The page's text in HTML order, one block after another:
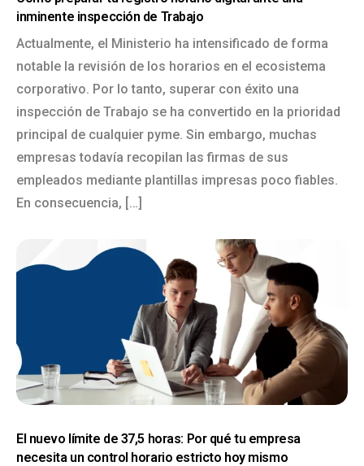
inminente inspección de Trabajo
Actualmente, el Ministerio ha intensificado de forma
notable la revisión de los horarios en el ecosistema
corporativo. Por lo tanto, superar con éxito una
inspección de Trabajo se ha convertido en la prioridad
principal de cualquier pyme. Sin embargo, muchas
empresas todavía recopilan las firmas de sus
empleados mediante plantillas impresas poco fiables.
En consecuencia, […]
El nuevo límite de 37,5 horas: Por qué tu empresa
necesita un control horario estricto hoy mismo